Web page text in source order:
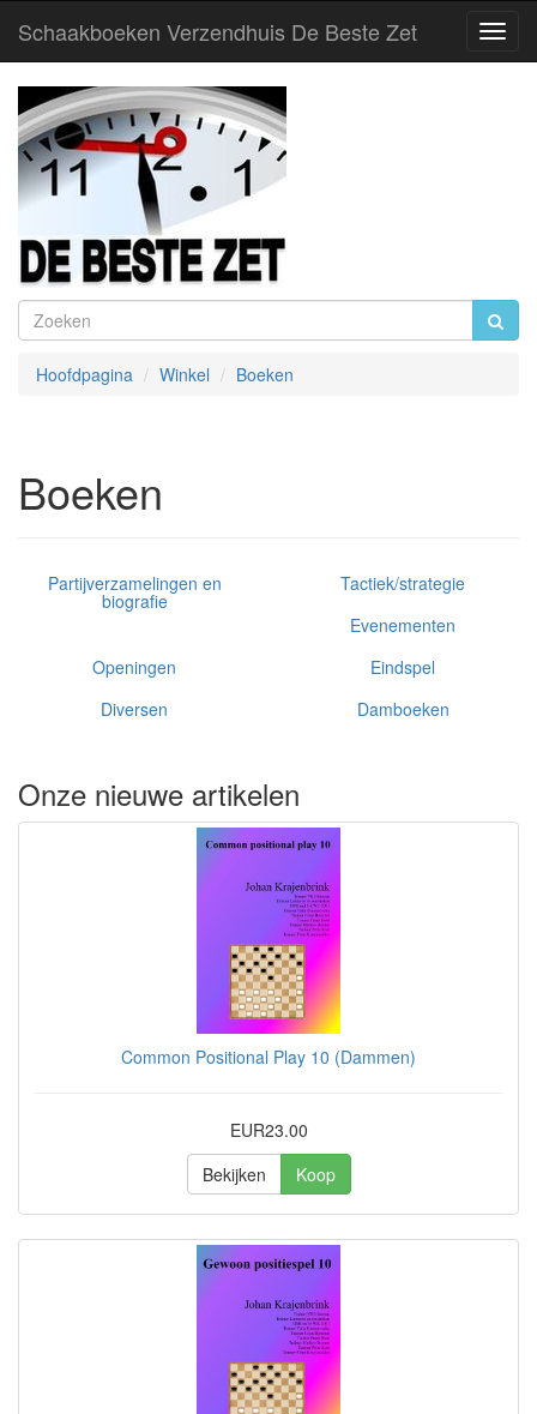
Schaakboeken Verzendhuis De Beste Zet
Hoofdpagina Winkel Boeken
Boeken
Partijverzamelingen en
biografie
Tactiek/strategie
Evenementen
Openingen
Eindspel
Diversen
Damboeken
Onze nieuwe artikelen
Common Positional Play 10 (Dammen)
EUR23.00
Bekijken
Koop